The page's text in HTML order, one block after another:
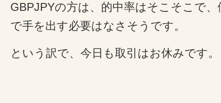
GBPJPYの方は、的中率はそこそこで
で手を出す必要はなさそうです。
という訳で、今日も取引はお休みです。